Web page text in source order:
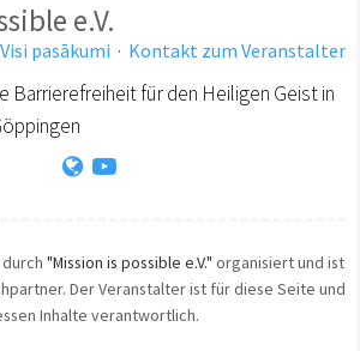
e.V.
Visi pasākumi · Kontakt zum Veranstalter
Barrierefreiheit für den Heiligen Geist in
"Mission is possible e.V." organisiert und ist
Der Veranstalter ist für diese Seite und
Inhalte verantwortlich.